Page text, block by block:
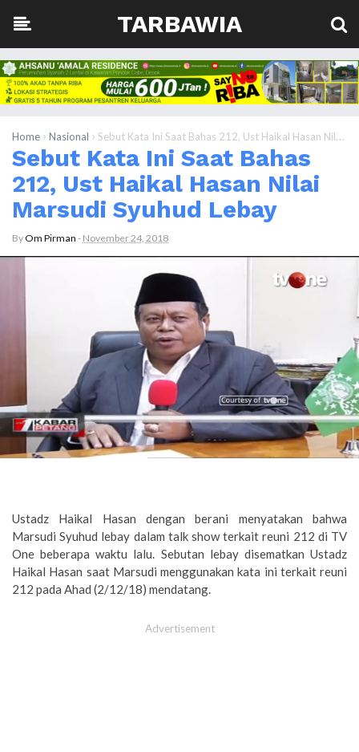
TARBAWIA
Home › Nasional › Sebut Kata Ini Saat Bahas 212, Ust Haikal Hasan Nilai Marsudi Syuhud Lebay
Sebut Kata Ini Saat Bahas
212, Ust Haikal Hasan Nilai
Marsudi Syuhud Lebay
ByOm Pirman - November 24, 2018
Ustadz Haikal Hasan dengan berani menyatakan bahwa
Marsudi Syuhud lebay dalam talk show terkait reuni 212 di TV
One beberapa waktu lalu. Sebutan lebay disematkan Ustadz
Haikal Hasan saat Marsudi menggunakan kata ini terkait reuni
212 pada Ahad (2/12/18) mendatang.
Advertisement